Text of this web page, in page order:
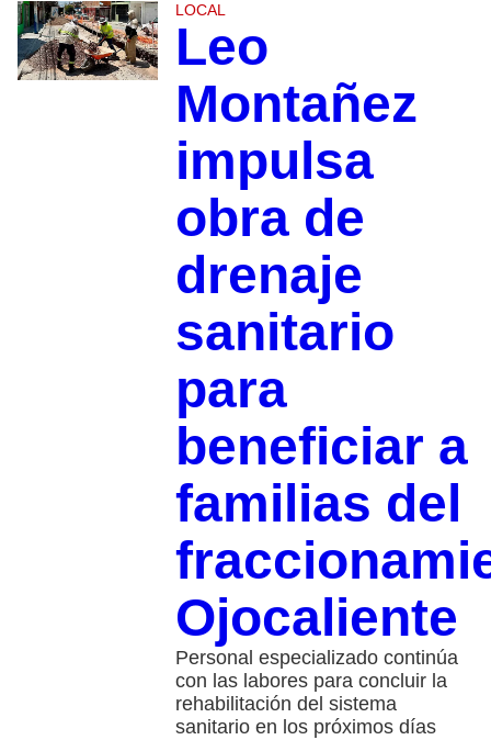
LOCAL
Leo
Montañez
impulsa
obra de
drenaje
sanitario
para
beneficiar a
familias del
Ojocaliente
Personal especializado continúa
con las labores para concluir la
rehabilitación del sistema
sanitario en los próximos días